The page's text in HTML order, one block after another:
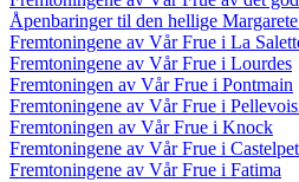
Åpenbaringer til den hellige
Fremtoningene av Vår Frue i La
Fremtoningene av Vår Frue i Lourdes
Fremtoningen av Vår Frue i Pontmain
Fremtoningene av Vår Frue i
Fremtoningen av Vår Frue i Knock
Fremtoningene av Vår Frue i
Fremtoningene av Vår Frue i Fatima